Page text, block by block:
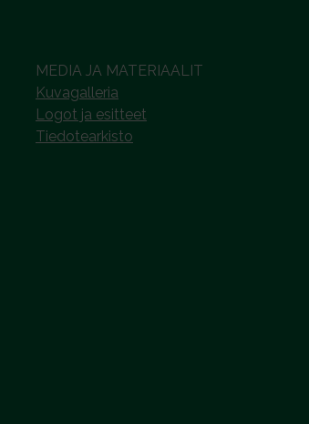
MEDIA JA MATERIAALIT
Kuvagalleria
Logot ja esitteet
Tiedotearkisto